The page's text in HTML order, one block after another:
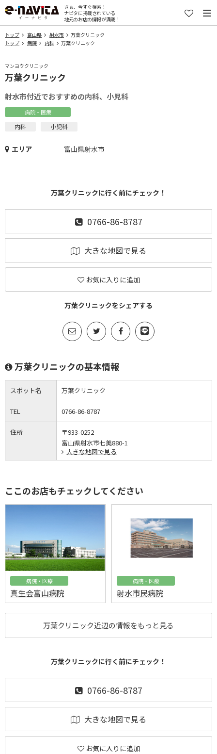
さぁ、今すぐ検索！
ナビタに掲載されている
地元のお店の情報が満載！
トップ 富山県 射水市
万葉クリニック
トップ
病院 内科 万葉クリニック
マンヨウクリニック
万葉クリニック
射水市付近でおすすめの内科、小児科
病院・医療
内科 小児科
エリア 富山県射水市
万葉クリニックに行く前にチェック！
0766-86-8787
大きな地図で見る
お気に入りに追加
万葉クリニックをシェアする
万葉クリニックの基本情報
スポット名 万葉クリニック
TEL 0766-86-8787
住所
〒933-0252
富山県射水市七美880-1
大きな地図で見る
ここのお店もチェックしてください
病院・医療
真生会富山病院
病院・医療
射水市民病院
万葉クリニック近辺の情報をもっと見る
万葉クリニックに行く前にチェック！
0766-86-8787
大きな地図で見る
お気に入りに追加